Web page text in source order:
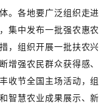
。各地要广泛组织走进
集中发布一批强农惠农
，组织开展一批扶农兴
增强农民群众获得感、
收节全国主场活动，组
智慧农业成果展示、新